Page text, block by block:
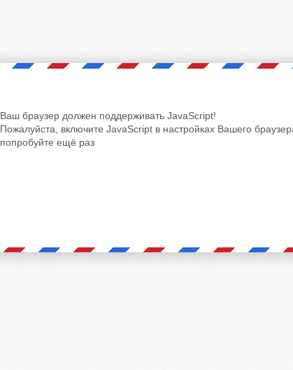
Ваш браузер должен поддерживать JavaScript!
Пожалуйста, включите JavaScript в настройках Вашего
попробуйте ещё раз